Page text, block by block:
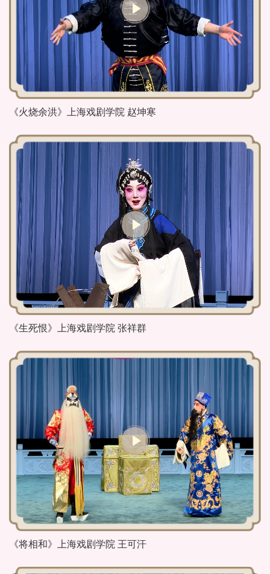
《火烧余洪》上海戏剧学院 赵坤寒
《生死恨》上海戏剧学院 张祥群
《将相和》上海戏剧学院 王可汗